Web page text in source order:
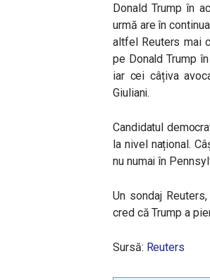
Donald Trump în
urmă are în
altfel Reuters mai
pe Donald Trump
iar cei câțiva
Giuliani.
Candidatul
la nivel național.
nu numai în
Un sondaj
cred că Trump a
Sursă: Reuters